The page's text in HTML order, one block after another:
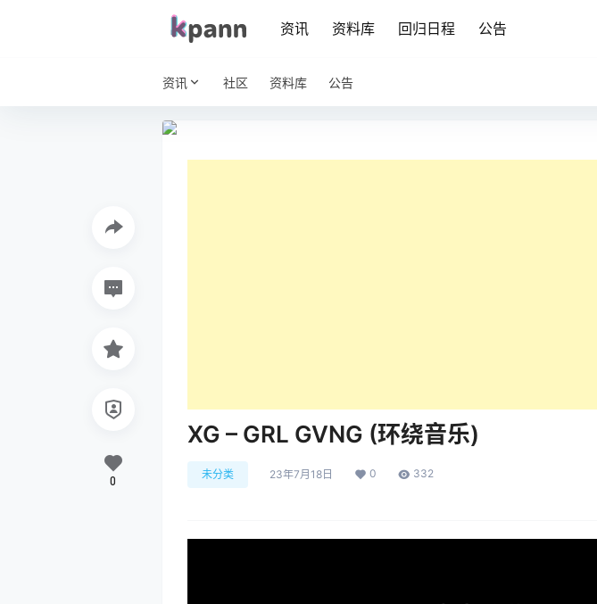
资讯 资料库 回归日程 公告
资讯 社区 资料库 公告
XG – GRL GVNG (环绕音乐)
未分类 23年7月18日 0 332
0